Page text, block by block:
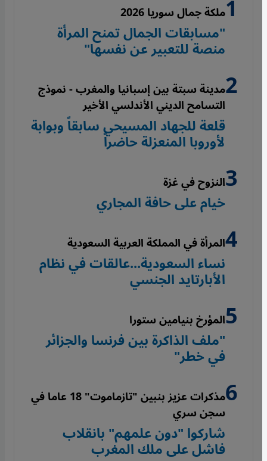
ملكة جمال سوريا 2026
"مسابقات الجمال تمنح المرأة
منصة للتعبير عن نفسها"
مدينة سبتة بين إسبانيا والمغرب - نموذج
التسامح الديني الأندلسي الأخير
قلعة للجهاد المسيحي سابقاً وبوابة
لأوروبا المنعزلة حاضراً
النزوح في غزة
خيام على حافة المجاري
المرأة في المملكة العربية السعودية
نساء السعودية...عالقات في نظام
الأبارتايد الجنسي
المؤرخ بنيامين ستورا
"ملف الذاكرة بين فرنسا والجزائر
في خطر"
مذكرات عزيز بنبين "تازماموت" 18 عاما في
سجن سري
شاركوا "دون علمهم" بانقلاب
فاشل على ملك المغرب